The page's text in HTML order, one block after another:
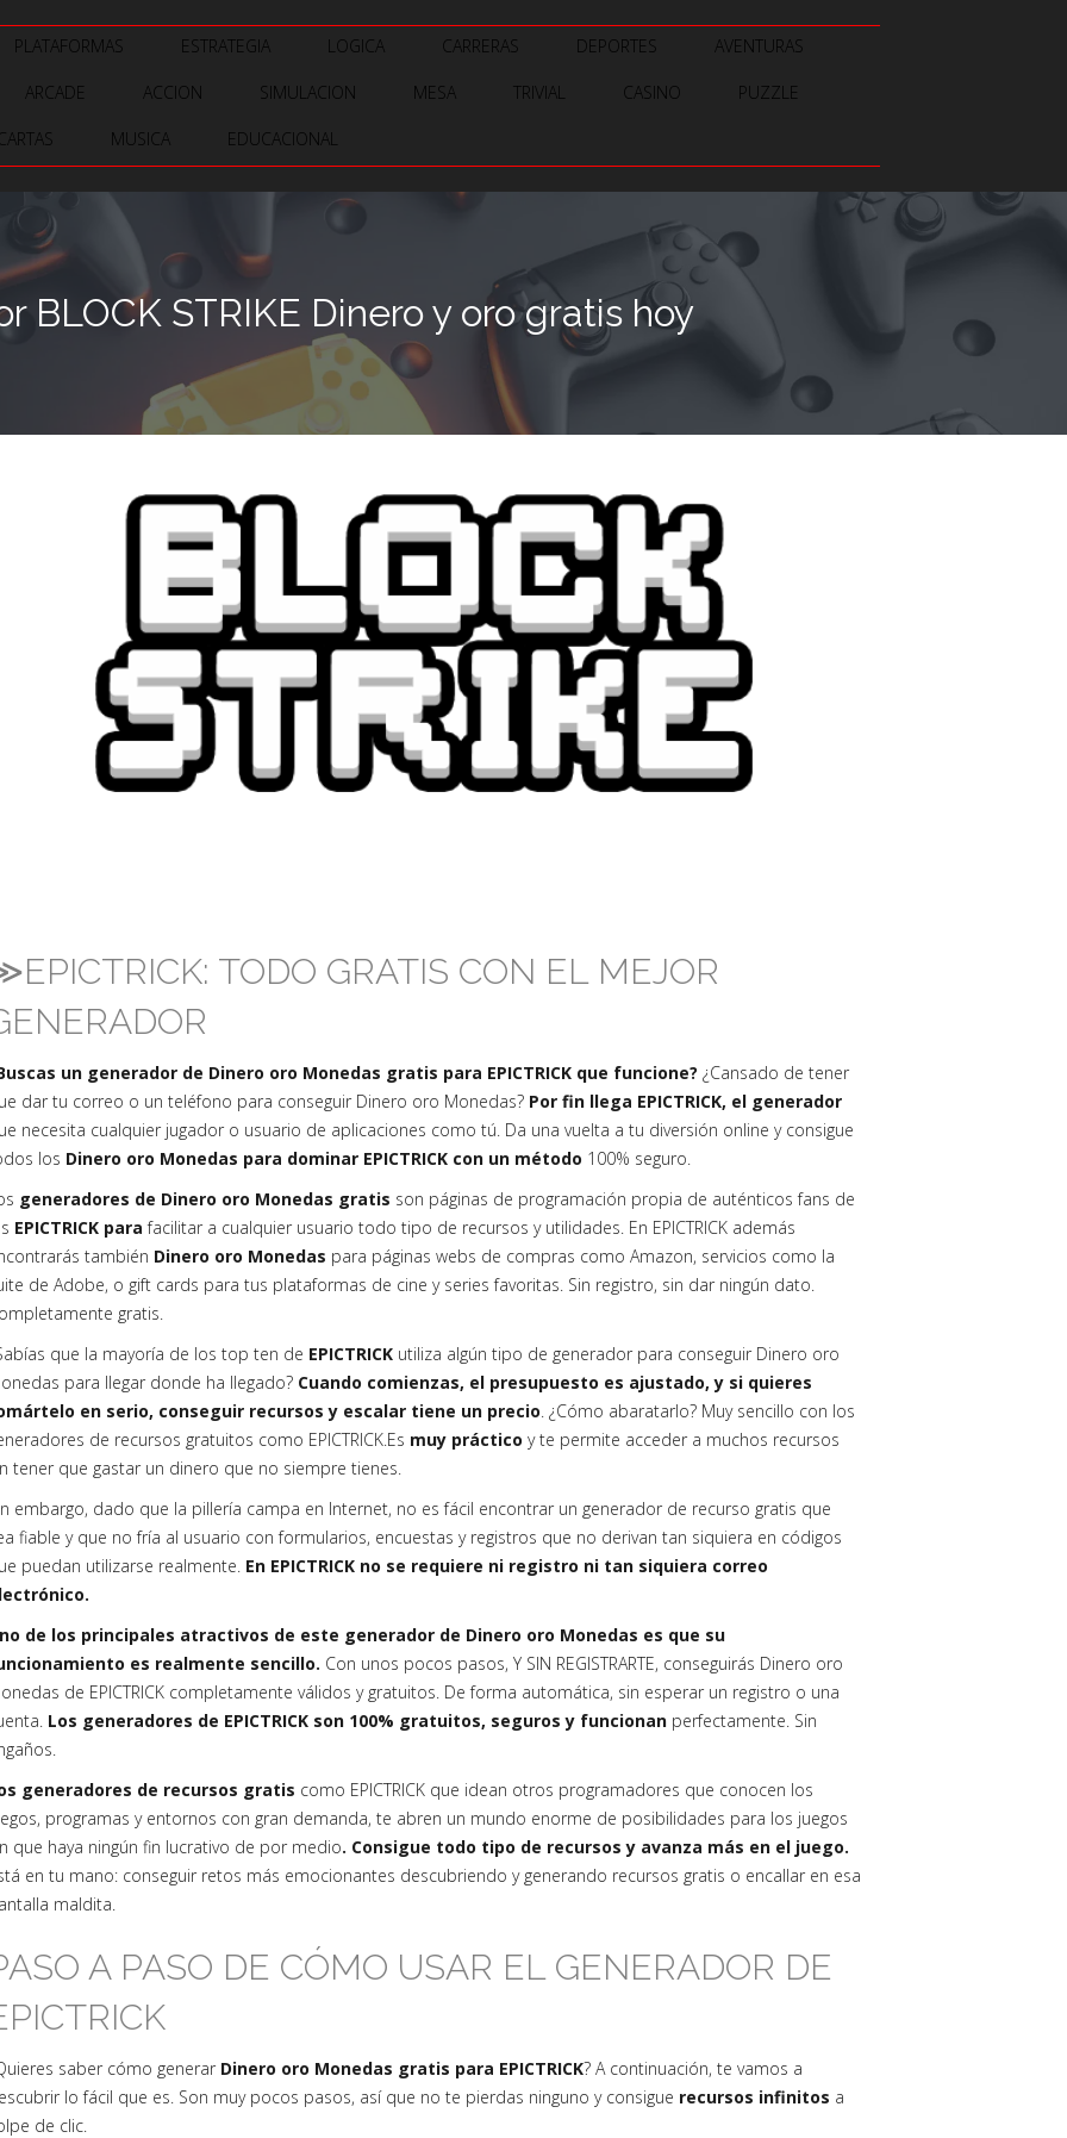
PLATAFORMAS ESTRATEGIA LOGICA CARRERAS DEPORTES AVENTURAS
ARCADE ACCION SIMULACION MESA TRIVIAL CASINO PUZZLE
MUSICA EDUCACIONAL
BLOCK STRIKE Dinero y oro gratis hoy
TODO GRATIS CON EL MEJOR
un generador de Dinero oro Monedas gratis para EPICTRICK que funcione? ¿Cansado de tener
dar tu correo o un teléfono para conseguir Dinero oro Monedas? Por fin llega EPICTRICK, el generador
necesita cualquier jugador o usuario de aplicaciones como tú. Da una vuelta a tu diversión online y consigue
los Dinero oro Monedas para dominar EPICTRICK con un método 100% seguro.
generadores de Dinero oro Monedas gratis son páginas de programación propia de auténticos fans de
EPICTRICK para facilitar a cualquier usuario todo tipo de recursos y utilidades. En EPICTRICK además
también Dinero oro Monedas para páginas webs de compras como Amazon, servicios como la
de Adobe, o gift cards para tus plataformas de cine y series favoritas. Sin registro, sin dar ningún dato.
gratis.
que la mayoría de los top ten de EPICTRICK utiliza algún tipo de generador para conseguir Dinero oro
para llegar donde ha llegado? Cuando comienzas, el presupuesto es ajustado, y si quieres
en serio, conseguir recursos y escalar tiene un precio. ¿Cómo abaratarlo? Muy sencillo con los
de recursos gratuitos como EPICTRICK.Es muy práctico y te permite acceder a muchos recursos
tener que gastar un dinero que no siempre tienes.
embargo, dado que la pillería campa en Internet, no es fácil encontrar un generador de recurso gratis que
fiable y que no fría al usuario con formularios, encuestas y registros que no derivan tan siquiera en códigos
puedan utilizarse realmente. En EPICTRICK no se requiere ni registro ni tan siquiera correo
de los principales atractivos de este generador de Dinero oro Monedas es que su
es realmente sencillo. Con unos pocos pasos, Y SIN REGISTRARTE, conseguirás Dinero oro
de EPICTRICK completamente válidos y gratuitos. De forma automática, sin esperar un registro o una
Los generadores de EPICTRICK son 100% gratuitos, seguros y funcionan perfectamente. Sin
generadores de recursos gratis como EPICTRICK que idean otros programadores que conocen los
programas y entornos con gran demanda, te abren un mundo enorme de posibilidades para los juegos
que haya ningún fin lucrativo de por medio. Consigue todo tipo de recursos y avanza más en el juego.
en tu mano: conseguir retos más emocionantes descubriendo y generando recursos gratis o encallar en esa
maldita.
A PASO DE CÓMO USAR EL GENERADOR DE
saber cómo generar Dinero oro Monedas gratis para EPICTRICK? A continuación, te vamos a
lo fácil que es. Son muy pocos pasos, así que no te pierdas ninguno y consigue recursos infinitos a
de clic.